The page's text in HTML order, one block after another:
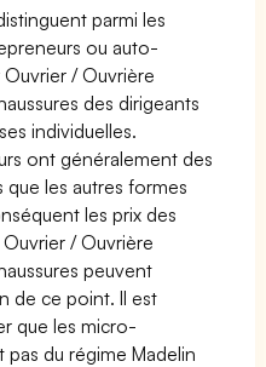
parmi les
ou auto-
/ Ouvrière
des dirigeants
individuelles.
ont généralement des
les autres formes
les prix des
/ Ouvrière
peuvent
de ce point. Il est
que les micro-
du régime Madelin